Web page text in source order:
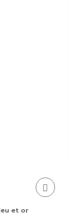
et or